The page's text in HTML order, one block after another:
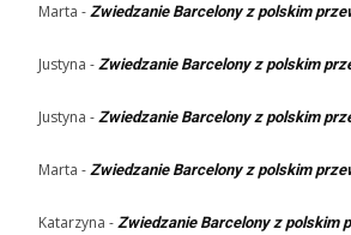
Marta - Zwiedzanie Barcelony z polskim
Justyna - Zwiedzanie Barcelony z polskim
Justyna - Zwiedzanie Barcelony z polskim
Marta - Zwiedzanie Barcelony z polskim
Katarzyna - Zwiedzanie Barcelony z polskim